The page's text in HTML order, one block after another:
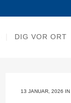
DIG VOR ORT
13 JANUAR, 2026 IN